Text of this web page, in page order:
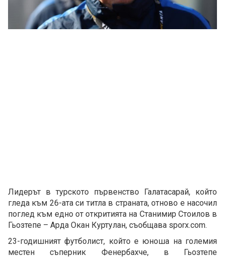
Лидерът в турското първенство Галатасарай, който
гледа към 26-ата си титла в страната, отново е насочил
поглед към едно от откритията на Станимир Стоилов в
Гьозтепе – Арда Окан Куртулан, съобщава sporx.com.
23-годишният футболист, който е юноша на големия
местен съперник Фенербахче, в Гьозтепе